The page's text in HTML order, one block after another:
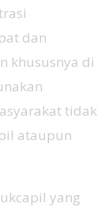
dan
khususnya di
tidak
ataupun
yang